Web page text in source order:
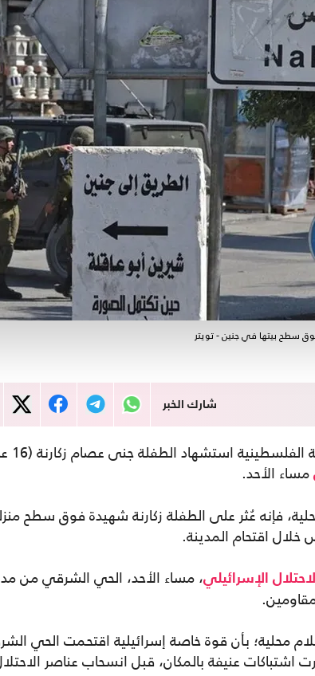
سطح بيتها في جنين - تويتر
شارك الخبر
مساء الأحد.
فإنه عُثر على الطفلة زكارنة شهيدة فوق سطح
خلال اقتحام المدينة.
الاحتلال الإسرائيلي، مساء الأحد، الحي الشرقي من
محلية؛ بأن قوة خاصة إسرائيلية اقتحمت الحي
اشتباكات عنيفة بالمكان، قبل انسحاب عناصر